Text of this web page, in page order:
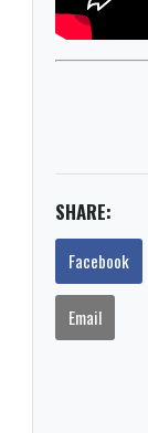
SHARE:
Facebook
Email